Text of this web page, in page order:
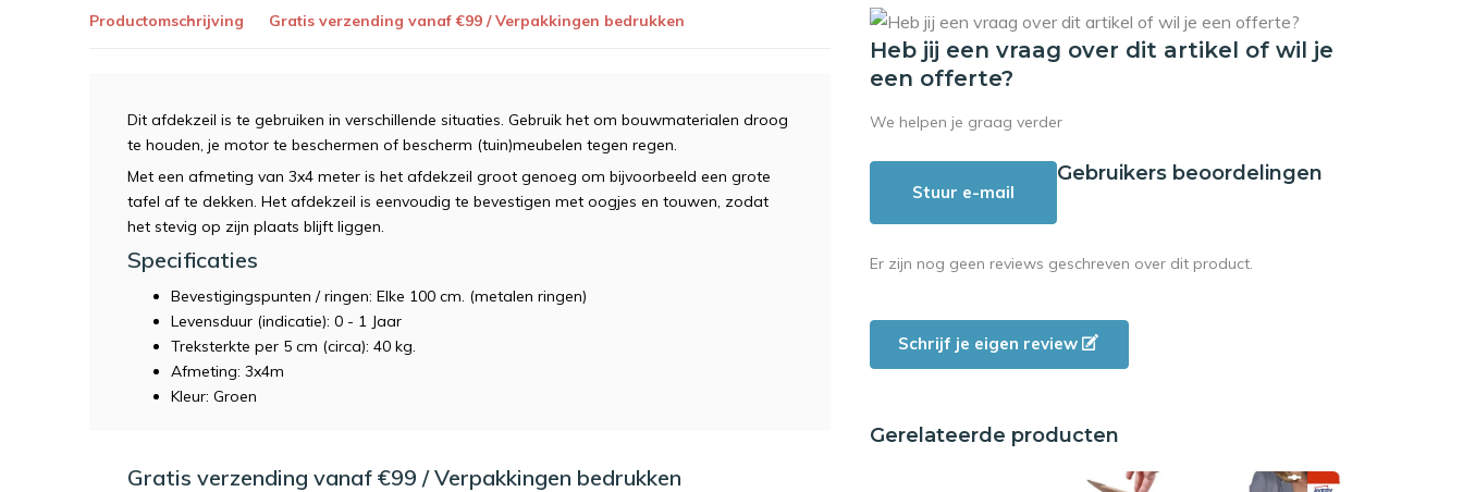
Productomschrijving Gratis verzending vanaf €99 / Verpakkingen bedrukken
Dit afdekzeil is te gebruiken in verschillende situaties. Gebruik het om bouwmaterialen droog
te houden, je motor te beschermen of bescherm (tuin)meubelen tegen regen.
Met een afmeting van 3x4 meter is het afdekzeil groot genoeg om bijvoorbeeld een grote
tafel af te dekken. Het afdekzeil is eenvoudig te bevestigen met oogjes en touwen, zodat
het stevig op zijn plaats blijft liggen.
Specificaties
Bevestigingspunten / ringen: Elke 100 cm. (metalen ringen)
Levensduur (indicatie): 0 - 1 Jaar
Treksterkte per 5 cm (circa): 40 kg.
Afmeting: 3x4m
Kleur: Groen
Gratis verzending vanaf €99 / Verpakkingen bedrukken
Heb jij een vraag over dit artikel of wil je
een offerte?
We helpen je graag verder
Stuur e-mail
Gebruikers beoordelingen
Er zijn nog geen reviews geschreven over dit product.
Schrijf je eigen review
Gerelateerde producten